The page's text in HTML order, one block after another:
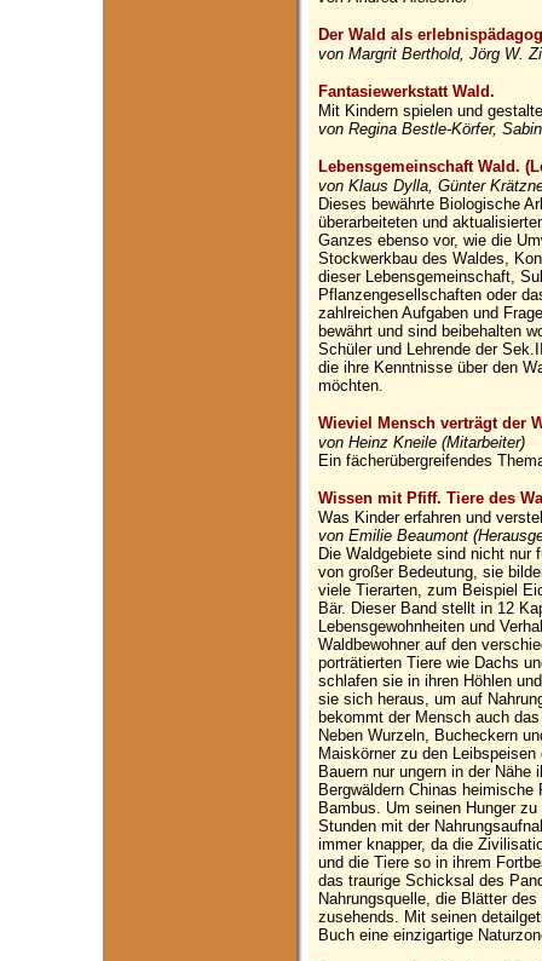
Der Wald als
von Margrit Berthold, Jörg W.
Fantasiewerkstatt Wald.
Mit Kindern spielen und
von Regina Bestle-Körfer,
Lebensgemeinschaft Wald.
von Klaus Dylla, Günter
Dieses bewährte Biologische
überarbeiteten und
Ganzes ebenso vor, wie die
Stockwerkbau des Waldes,
dieser Lebensgemeinschaft,
Pflanzengesellschaften oder
zahlreichen Aufgaben und
bewährt und sind beibehalten
Schüler und Lehrende der
die ihre Kenntnisse über den
möchten.
Wieviel Mensch verträgt der
von Heinz Kneile (Mitarbeiter)
Ein fächerübergreifendes
Wissen mit Pfiff. Tiere des
Was Kinder erfahren und
von Emilie Beaumont
Die Waldgebiete sind nicht nur
von großer Bedeutung, sie
viele Tierarten, zum Beispiel
Bär. Dieser Band stellt in 12
Lebensgewohnheiten und
Waldbewohner auf den
porträtierten Tiere wie Dachs
schlafen sie in ihren Höhlen
sie sich heraus, um auf
bekommt der Mensch auch
Neben Wurzeln, Bucheckern
Maiskörner zu den
Bauern nur ungern in der Nähe
Bergwäldern Chinas
Bambus. Um seinen Hunger
Stunden mit der
immer knapper, da die
und die Tiere so in ihrem
das traurige Schicksal des
Nahrungsquelle, die Blätter
zusehends. Mit seinen
Buch eine einzigartige